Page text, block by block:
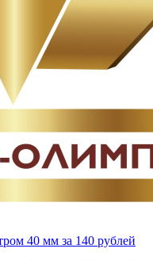
40 мм за 140 рублей